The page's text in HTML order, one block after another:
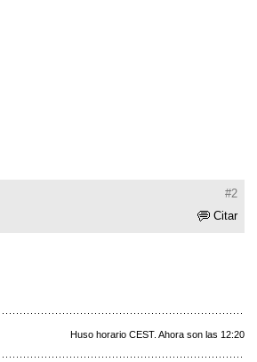
#2
Citar
Huso horario CEST. Ahora son las 12:20